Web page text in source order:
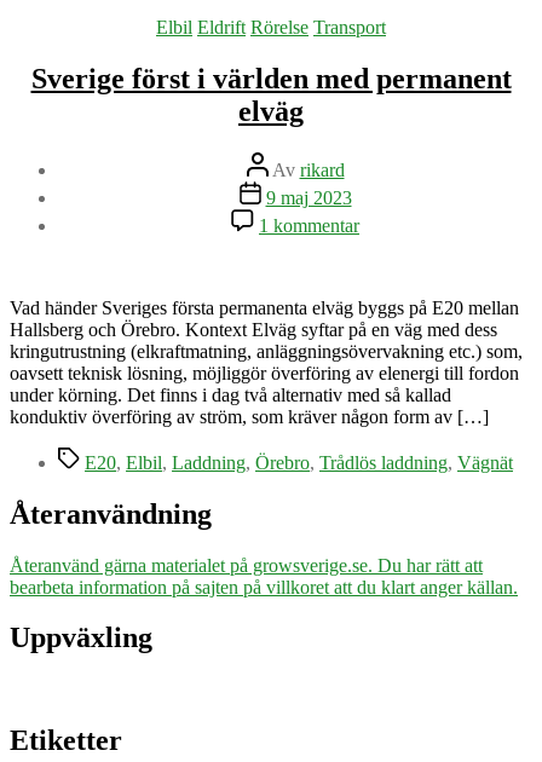
Kategorier
Elbil Eldrift Rörelse Transport
Sverige först i världen med permanent
elväg
Inläggsförfattare
Av rikard
Inläggsdatum
9 maj 2023
1 kommentartill
Sverige
världen
med
permanent
elväg
Vad händer Sveriges första permanenta elväg byggs på E20 mellan
Hallsberg och Örebro. Kontext Elväg syftar på en väg med dess
kringutrustning (elkraftmatning, anläggningsövervakning etc.) som,
oavsett teknisk lösning, möjliggör överföring av elenergi till fordon
under körning. Det finns i dag två alternativ med så kallad
konduktiv överföring av ström, som kräver någon form av […]
Etiketter
E20, Elbil, Laddning, Örebro, Trådlös laddning, Vägnät
Återanvändning
Återanvänd gärna materialet på growsverige.se. Du har rätt att
bearbeta information på sajten på villkoret att du klart anger källan.
Uppväxling
Etiketter